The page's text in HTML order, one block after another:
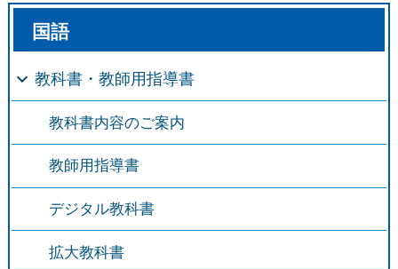
国語
教科書・教師用指導書
教科書内容のご案内
教師用指導書
デジタル教科書
拡大教科書